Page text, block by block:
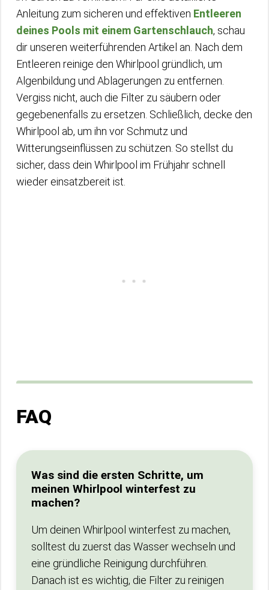
Anleitung zum sicheren und effektiven Entleeren
deines Pools mit einem Gartenschlauch, schau
dir unseren weiterführenden Artikel an. Nach dem
Entleeren reinige den Whirlpool gründlich, um
Algenbildung und Ablagerungen zu entfernen.
Vergiss nicht, auch die Filter zu säubern oder
gegebenenfalls zu ersetzen. Schließlich, decke den
Whirlpool ab, um ihn vor Schmutz und
Witterungseinflüssen zu schützen. So stellst du
sicher, dass dein Whirlpool im Frühjahr schnell
wieder einsatzbereit ist.
FAQ
Was sind die ersten Schritte, um
meinen Whirlpool winterfest zu
machen?
Um deinen Whirlpool winterfest zu machen,
solltest du zuerst das Wasser wechseln und
eine gründliche Reinigung durchführen.
Danach ist es wichtig, die Filter zu reinigen